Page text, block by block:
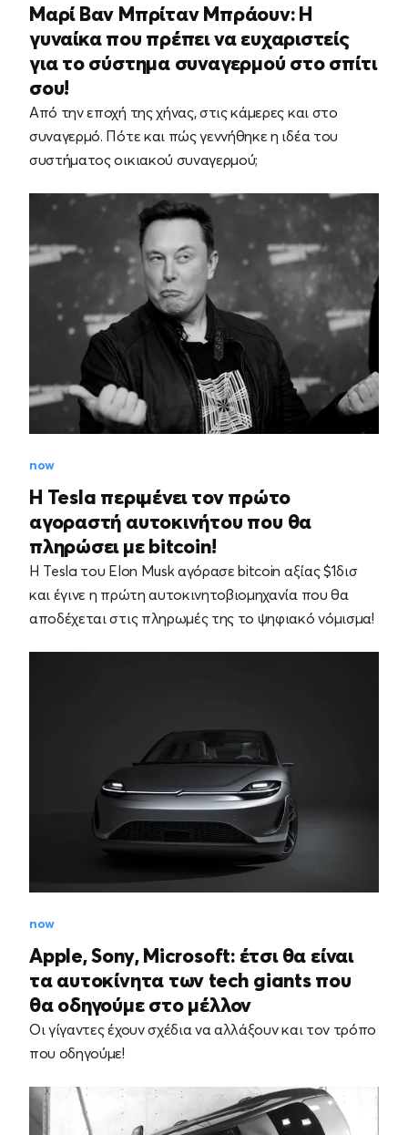
Μαρί Βαν Μπρίταν Μπράουν: Η
γυναίκα που πρέπει να ευχαριστείς
για το σύστημα συναγερμού στο σπίτι
σου!
Από την εποχή της χήνας, στις κάμερες και στο
συναγερμό. Πότε και πώς γεννήθηκε η ιδέα του
συστήματος οικιακού συναγερμού;
now
Η Tesla περιμένει τον πρώτο
αγοραστή αυτοκινήτου που θα
πληρώσει με bitcoin!
Η Tesla του Elon Musk αγόρασε bitcoin αξίας $1δισ
και έγινε η πρώτη αυτοκινητοβιομηχανία που θα
αποδέχεται στις πληρωμές της το ψηφιακό νόμισμα!
now
Apple, Sony, Microsoft: έτσι θα είναι
τα αυτοκίνητα των tech giants που
θα οδηγούμε στο μέλλον
Οι γίγαντες έχουν σχέδια να αλλάξουν και τον τρόπο
που οδηγούμε!